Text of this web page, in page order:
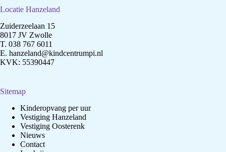
Locatie Hanzeland
Zuiderzeelaan 15
8017 JV Zwolle
T. 038 767 6011
E. hanzeland@kindcentrumpi.nl
KVK: 55390447
Sitemap
Kinderopvang per uur
Vestiging Hanzeland
Vestiging Oosterenk
Nieuws
Contact